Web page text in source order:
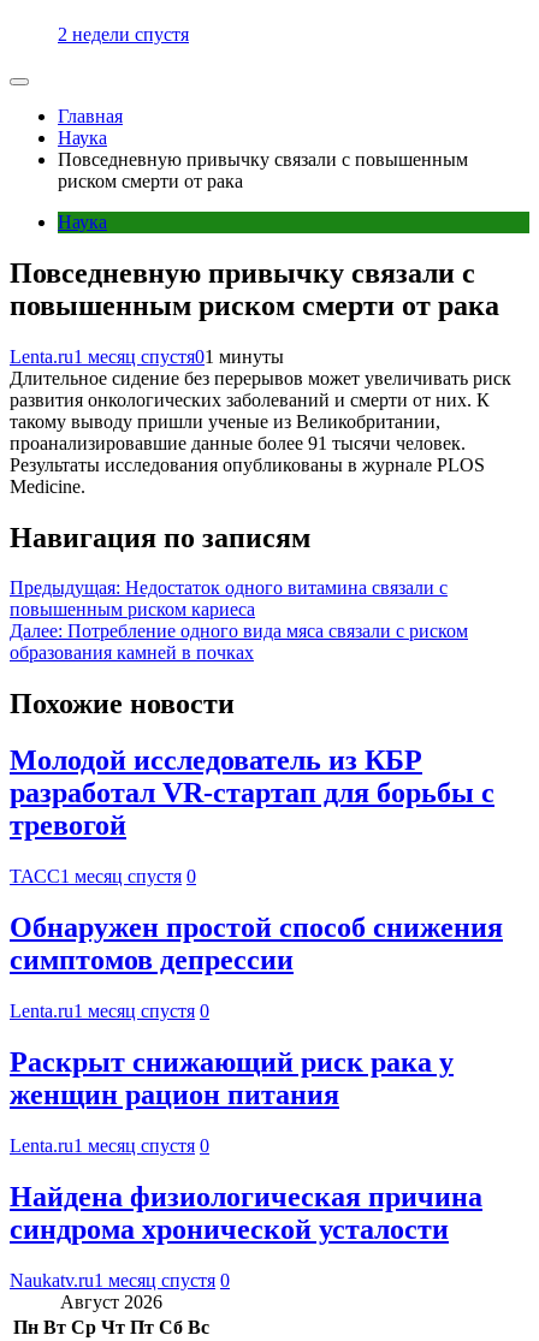
2 недели спустя
Главная
Наука
Повседневную привычку связали с повышенным
риском смерти от рака
Наука
Повседневную привычку связали с
повышенным риском смерти от рака
Lenta.ru1 месяц спустя01 минуты
Длительное сидение без перерывов может увеличивать риск
развития онкологических заболеваний и смерти от них. К
такому выводу пришли ученые из Великобритании,
проанализировавшие данные более 91 тысячи человек.
Результаты исследования опубликованы в журнале PLOS
Medicine.
Навигация по записям
Предыдущая: Недостаток одного витамина связали с
повышенным риском кариеса
Далее: Потребление одного вида мяса связали с риском
образования камней в почках
Похожие новости
Молодой исследователь из КБР
разработал VR-стартап для борьбы с
тревогой
ТАСС1 месяц спустя 0
Обнаружен простой способ снижения
симптомов депрессии
Lenta.ru1 месяц спустя 0
Раскрыт снижающий риск рака у
женщин рацион питания
Lenta.ru1 месяц спустя 0
Найдена физиологическая причина
синдрома хронической усталости
Naukatv.ru1 месяц спустя 0
Август 2026
Пн Вт Ср Чт Пт Сб Вс